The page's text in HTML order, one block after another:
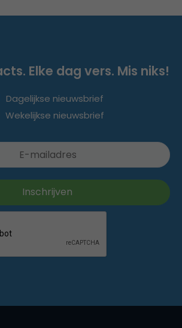
Elke dag vers. Mis niks!
Dagelijkse nieuwsbrief
Wekelijkse nieuwsbrief